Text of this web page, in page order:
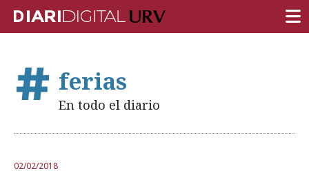
INVESTIGACIÓN
VIDA EN EL CAMPUS
ferias
En todo el diario
02/02/2018